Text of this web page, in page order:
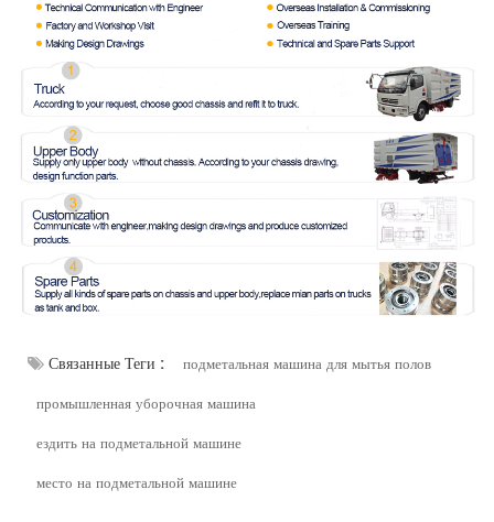
Связанные Теги :
подметальная машина для мытья полов
промышленная уборочная машина
ездить на подметальной машине
место на подметальной машине